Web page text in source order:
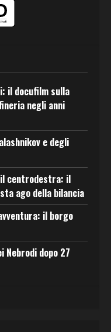
il docufilm sulla
negli anni
e degli
centrodestra: il
ago della bilancia
il borgo
Nebrodi dopo 27